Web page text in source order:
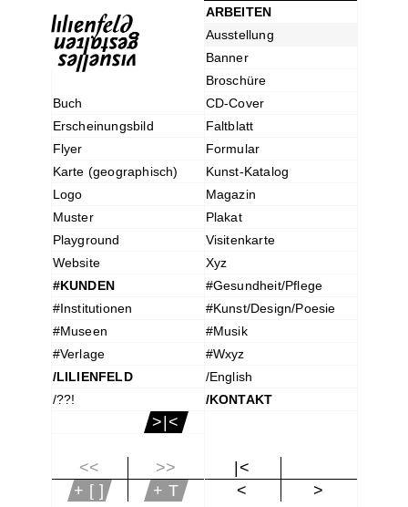
ARBEITEN
Ausstellung
Banner
Broschüre
Buch
CD-Cover
Erscheinungsbild
Faltblatt
Flyer
Formular
Karte (geographisch)
Kunst-Katalog
Logo
Magazin
Muster
Plakat
Playground
Visitenkarte
Website
Xyz
#KUNDEN
#Gesundheit/Pflege
#Institutionen
#Kunst/Design/Poesie
#Museen
#Musik
#Verlage
#Wxyz
/LILIENFELD
/English
/??!
/KONTAKT
>|<
<<
>>
+ [ ]
+ T
|<
<
>